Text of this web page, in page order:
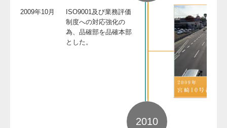
2009年10月
ISO9001及び業務評価
制度への対応強化の
為、品確部を品確本部
とした。
2010